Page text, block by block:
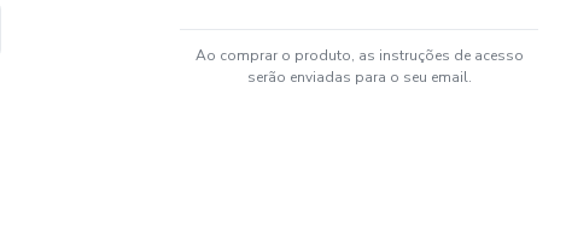
Ao comprar o produto, as instruções de acesso
serão enviadas para o seu email.